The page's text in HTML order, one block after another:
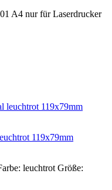
A4 nur für Laserdrucker
119x79mm
leuchtrot Größe: